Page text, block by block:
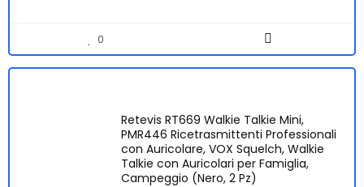
0
Retevis RT669 Walkie Talkie Mini,
PMR446 Ricetrasmittenti Professionali
con Auricolare, VOX Squelch, Walkie
Talkie con Auricolari per Famiglia,
Campeggio (Nero, 2 Pz)